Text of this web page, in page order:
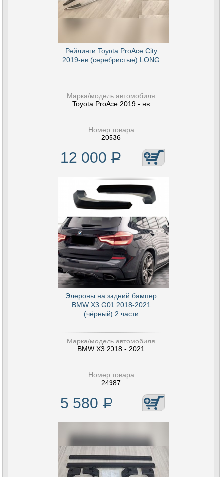
Рейлинги Toyota ProAce City
2019-нв (серебристые) LONG
Марка/модель автомобиля
Toyota ProAce 2019 - нв
Номер товара
20536
12 000 Р
Элероны на задний бампер
BMW X3 G01 2018-2021
(чёрный) 2 части
Марка/модель автомобиля
BMW X3 2018 - 2021
Номер товара
24987
5 580 Р